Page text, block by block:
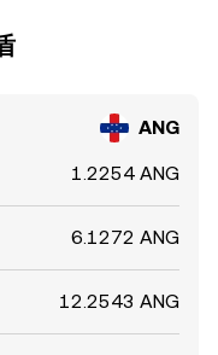
ANG
1.2254 ANG
6.1272 ANG
12.2543 ANG